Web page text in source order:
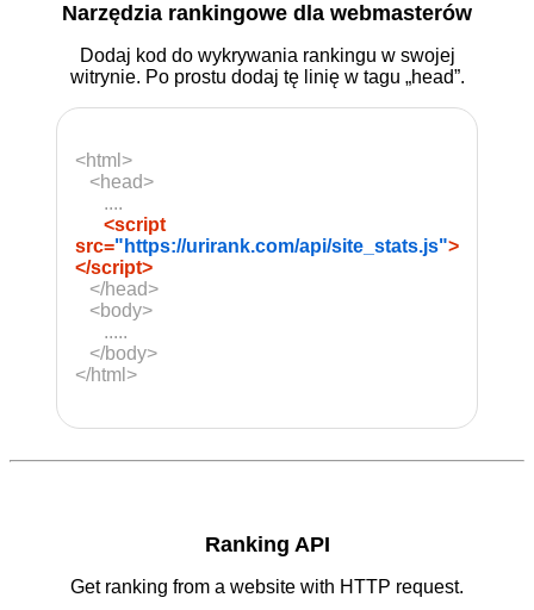
Narzędzia rankingowe dla webmasterów
Dodaj kod do wykrywania rankingu w swojej
witrynie. Po prostu dodaj tę linię w tagu „head”.
<html>
<head>
....
<script
src="https://urirank.com/api/site_stats.js">
</script>
</head>
<body>
.....
</body>
</html>
Ranking API
Get ranking from a website with HTTP request.